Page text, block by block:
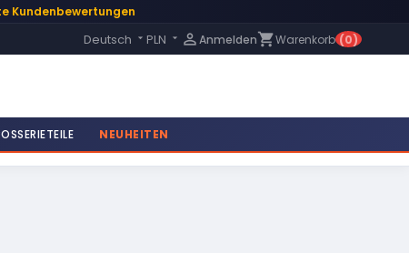
Kundenbewertungen
Language:
Deutsch  PLN  Anmeldenshopping_cartWarenkorb (0)
NEUHEITEN